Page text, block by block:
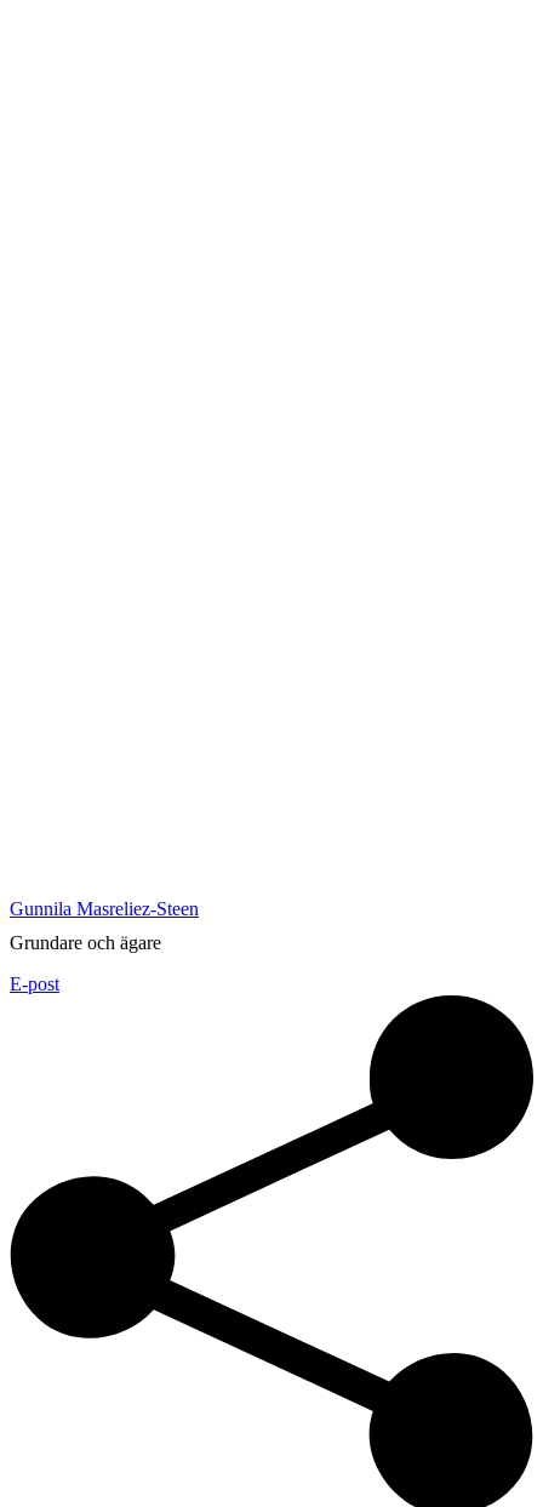
Gunnila Masreliez-Steen
Grundare och ägare
E-post